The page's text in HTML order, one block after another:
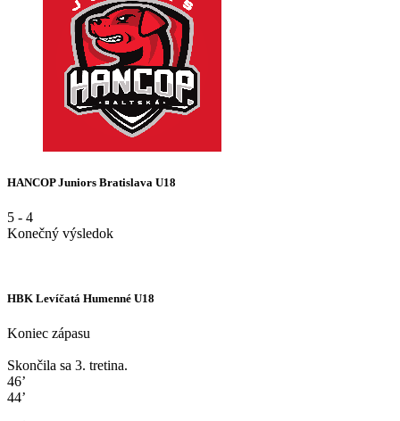
HANCOP Juniors Bratislava U18
5 - 4
Konečný výsledok
HBK Levíčatá Humenné U18
Koniec zápasu
Skončila sa 3. tretina.
46’
44’